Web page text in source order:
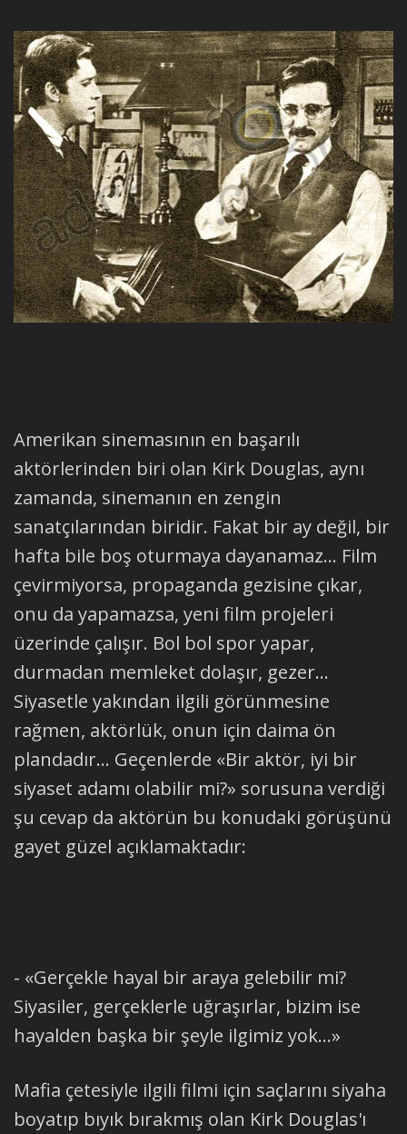
Amerikan sinemasının en başarılı
aktörlerinden biri olan Kirk Douglas, aynı
zamanda, sinemanın en zengin
sanatçılarından biridir. Fakat bir ay değil, bir
hafta bile boş oturmaya dayanamaz... Film
çevirmiyorsa, propaganda gezisine çıkar,
onu da yapamazsa, yeni film projeleri
üzerinde çalışır. Bol bol spor yapar,
durmadan memleket dolaşır, gezer...
Siyasetle yakından ilgili görünmesine
rağmen, aktörlük, onun için daima ön
plandadır... Geçenlerde «Bir aktör, iyi bir
siyaset adamı olabilir mi?» sorusuna verdiği
şu cevap da aktörün bu konudaki görüşünü
gayet güzel açıklamaktadır:
- «Gerçekle hayal bir araya gelebilir mi?
Siyasiler, gerçeklerle uğraşırlar, bizim ise
hayalden başka bir şeyle ilgimiz yok...»
Mafia çetesiyle ilgili filmi için saçlarını siyaha
boyatıp bıyık bırakmış olan Kirk Douglas'ı